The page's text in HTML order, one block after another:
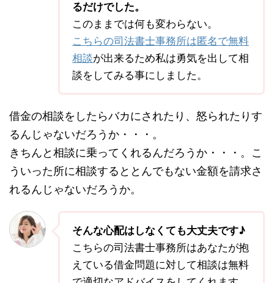
るだけでした。
このままでは何も変わらない。
こちらの司法書士事務所は匿名で無料
相談が出来るため私は勇気を出して相
談をしてみる事にしました。
借金の相談をしたらバカにされたり、怒られたりす
るんじゃないだろうか・・・。
きちんと相談に乗ってくれるんだろうか・・・。こ
ういった所に相談するととんでもない金額を請求さ
れるんじゃないだろうか。
そんな心配はしなくても大丈夫です♪
こちらの司法書士事務所はあなたが抱
えている借金問題に対して相談は無料